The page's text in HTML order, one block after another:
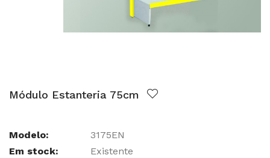
Módulo Estanteria 75cm
Modelo:
3175EN
Em stock:
Existente